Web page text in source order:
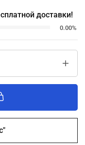
доставки!
0.00%